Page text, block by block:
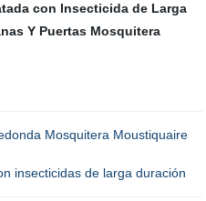
con Insecticida de Larga
Y Puertas Mosquitera
Mosquitera Moustiquaire
insecticidas de larga duración